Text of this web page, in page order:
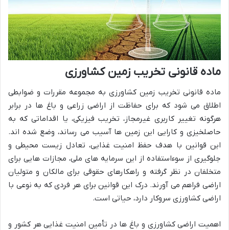
ماده قانونی تخریب زمین کشاورزی
ماده قانونی تخریب زمین کشاورزی به مجموعه مقررات و ضوابطی
اطلاق می شود که برای حفاظت از اراضی زراعی و باغ ها در برابر
هرگونه تغییر کاربری غیرمجاز، تخریب فیزیکی، یا اقداماتی که به
حاصلخیزی و کارایی این زمین ها آسیب می رساند، وضع شده اند.
این قوانین با هدف حفظ امنیت غذایی، تعادل زیست محیطی و
جلوگیری از سوءاستفاده از این سرمایه های ملی، مجازات هایی برای
متخلفان در نظر گرفته و راهکارهای حقوقی برای مالکان و متولیان
اراضی فراهم می آورند. درک این قوانین برای هر فردی که به نوعی با
اراضی کشاورزی سروکار دارد، حیاتی است.
اهمیت اراضی کشاورزی و باغ ها در تأمین امنیت غذایی هر کشور و